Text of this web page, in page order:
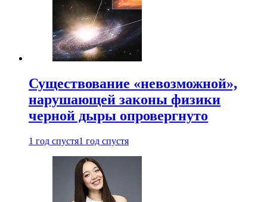
Существование «невозможной»,
нарушающей законы физики
черной дыры опровергнуто
1 год спустя1 год спустя